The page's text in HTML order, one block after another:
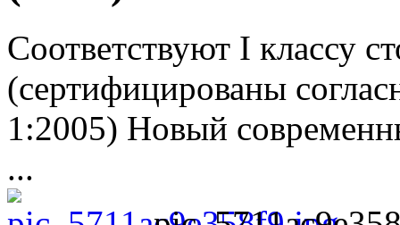
Соответствуют I классу
(сертифицированы
1:2005) Новый
...